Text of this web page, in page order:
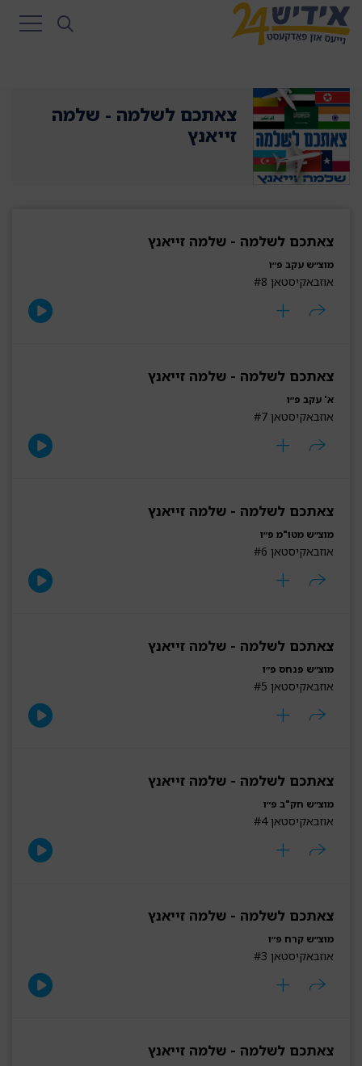
צאתכם לשלמה - שלמה
זייאנץ
צאתכם לשלמה - שלמה זייאנץ
מוצ״ש עקב פ״ו
אוזבאקיסטאן #8
צאתכם לשלמה - שלמה זייאנץ
א' עקב פ״ו
אוזבאקיסטאן #7
צאתכם לשלמה - שלמה זייאנץ
מוצ״ש מטו"מ פ״ו
אוזבאקיסטאן #6
צאתכם לשלמה - שלמה זייאנץ
מוצ״ש פנחס פ״ו
אוזבאקיסטאן #5
צאתכם לשלמה - שלמה זייאנץ
מוצ״ש חק"ב פ״ו
אוזבאקיסטאן #4
צאתכם לשלמה - שלמה זייאנץ
מוצ״ש קרח פ״ו
אוזבאקיסטאן #3
צאתכם לשלמה - שלמה זייאנץ